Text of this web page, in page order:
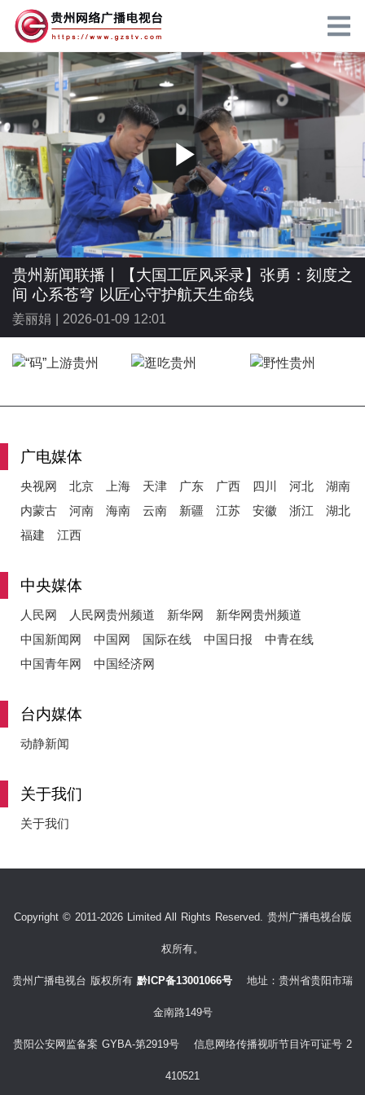
P
l
a
V
贵州新闻联播丨【大国工匠风采录】张勇：刻度之
间 心系苍穹 以匠心守护航天生命线
姜丽娟 | 2026-01-09 12:01
广电媒体
央视网 北京 上海 天津 广东 广西 四川 河北
湖南
内蒙古
河南 海南 云南 新疆 江苏 安徽 浙江
湖北
福建
江西
中央媒体
人民网 人民网贵州频道 新华网
新华网贵州频道
中国新闻网
中国网 国际在线 中国日报
中青在线
中国青年网
中国经济网
台内媒体
动静新闻
关于我们
关于我们
Copyright © 2011-2026 Limited All Rights Reserved. 贵州广播电视台版
权所有。
贵州广播电视台 版权所有 黔ICP备13001066号 地址：贵州省贵阳市瑞
金南路149号
贵阳公安网监备案 GYBA-第2919号 信息网络传播视听节目许可证号 2
410521